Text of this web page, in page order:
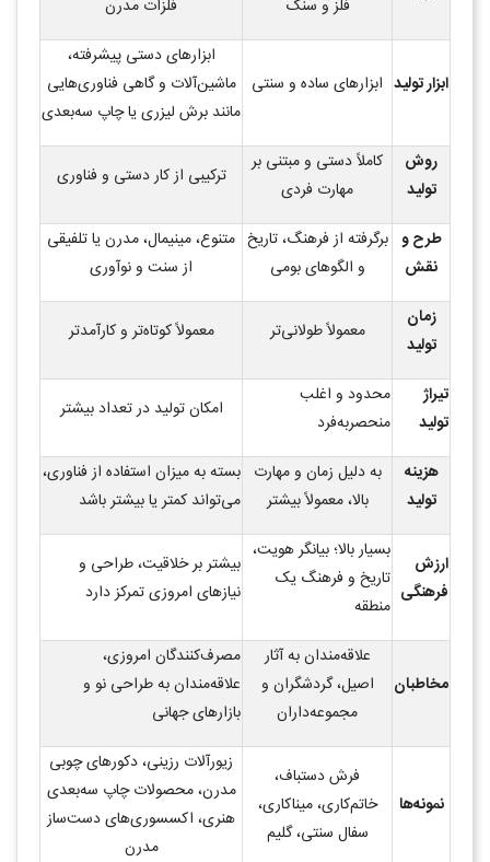
فلز و سنگ
فلزات مدرن
ابزار تولید ابزارهای ساده و سنتی
ابزارهای دستی پیشرفته،
ماشین‌آلات و گاهی فناوری‌هایی
مانند برش لیزری یا چاپ سه‌بعدی
روش
تولید
کاملاً دستی و مبتنی بر
مهارت فردی
ترکیبی از کار دستی و فناوری
طرح و
نقش
برگرفته از فرهنگ، تاریخ
و الگوهای بومی
متنوع، مینیمال، مدرن یا تلفیقی
از سنت و نوآوری
زمان
تولید
معمولاً طولانی‌تر معمولاً کوتاه‌تر و کارآمدتر
تیراژ
تولید
محدود و اغلب
منحصربه‌فرد
امکان تولید در تعداد بیشتر
هزینه
تولید
به دلیل زمان و مهارت
بالا، معمولاً بیشتر
بسته به میزان استفاده از فناوری،
می‌تواند کمتر یا بیشتر باشد
ارزش
فرهنگی
بسیار بالا؛ بیانگر هویت،
تاریخ و فرهنگ یک
منطقه
بیشتر بر خلاقیت، طراحی و
نیازهای امروزی تمرکز دارد
مخاطبان
علاقه‌مندان به آثار
اصیل، گردشگران و
مجموعه‌داران
مصرف‌کنندگان امروزی،
علاقه‌مندان به طراحی نو و
بازارهای جهانی
نمونه‌ها
فرش دستباف،
خاتم‌کاری، میناکاری،
سفال سنتی، گلیم
زیورآلات رزینی، دکورهای چوبی
مدرن، محصولات چاپ سه‌بعدی
هنری، اکسسوری‌های دست‌ساز
مدرن